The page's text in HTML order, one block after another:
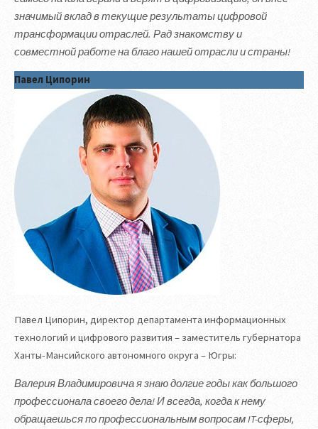
значимый вклад в текущие результаты цифровой
трансформации отраслей. Рад знакомству и
совместной работе на благо нашей отрасли и страны!
Павел Ципорин
Павел Ципорин, директор департамента информационных
технологий и цифрового развития – заместитель губернатора
Ханты-Мансийского автономного округа – Югры:
Валерия Владимировича я знаю долгие годы как большого
профессионала своего дела! И всегда, когда к нему
обращаешься по профессиональным вопросам IT-сферы,